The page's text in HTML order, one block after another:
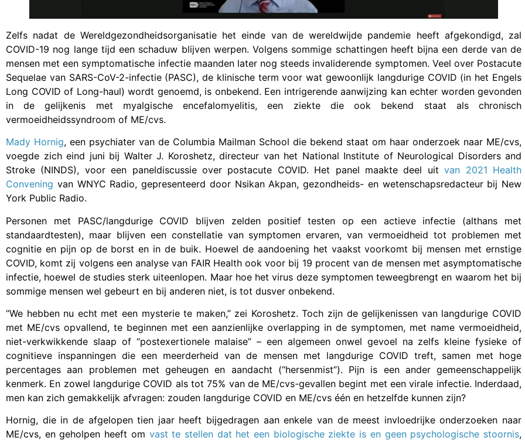
Zelfs nadat de Wereldgezondheidsorganisatie het einde van de wereldwijde pandemie heeft afgekondigd, zal
COVID-19 nog lange tijd een schaduw blijven werpen. Volgens sommige schattingen heeft bijna een derde van de
mensen met een symptomatische infectie maanden later nog steeds invaliderende symptomen. Veel over Postacute
Sequelae van SARS-CoV-2-infectie (PASC), de klinische term voor wat gewoonlijk langdurige COVID (in het Engels
Long COVID of Long-haul) wordt genoemd, is onbekend. Een intrigerende aanwijzing kan echter worden gevonden
in de gelijkenis met myalgische encefalomyelitis, een ziekte die ook bekend staat als chronisch
vermoeidheidssyndroom of ME/cvs.
Mady Hornig, een psychiater van de Columbia Mailman School die bekend staat om haar onderzoek naar ME/cvs,
voegde zich eind juni bij Walter J. Koroshetz, directeur van het National Institute of Neurological Disorders and
Stroke (NINDS), voor een paneldiscussie over postacute COVID. Het panel maakte deel uitvan 2021 Health
Convening van WNYC Radio, gepresenteerd door Nsikan Akpan, gezondheids- en wetenschapsredacteur bij New
York Public Radio.
Personen met PASC/langdurige COVID blijven zelden positief testen op een actieve infectie (althans met
standaardtesten), maar blijven een constellatie van symptomen ervaren, van vermoeidheid tot problemen met
cognitie en pijn op de borst en in de buik. Hoewel de aandoening het vaakst voorkomt bij mensen met ernstige
COVID, komt zij volgens een analyse van FAIR Health ook voor bij 19 procent van de mensen met asymptomatische
infectie, hoewel de studies sterk uiteenlopen. Maar hoe het virus deze symptomen teweegbrengt en waarom het bij
sommige mensen wel gebeurt en bij anderen niet, is tot dusver onbekend.
“We hebben nu echt met een mysterie te maken,” zei Koroshetz. Toch zijn de gelijkenissen van langdurige COVID
met ME/cvs opvallend, te beginnen met een aanzienlijke overlapping in de symptomen, met name vermoeidheid,
niet-verkwikkende slaap of “postexertionele malaise” – een algemeen onwel gevoel na zelfs kleine fysieke of
cognitieve inspanningen die een meerderheid van de mensen met langdurige COVID treft, samen met hoge
percentages aan problemen met geheugen en aandacht (“hersenmist”). Pijn is een ander gemeenschappelijk
kenmerk. En zowel langdurige COVID als tot 75% van de ME/cvs-gevallen begint met een virale infectie. Inderdaad,
men kan zich gemakkelijk afvragen: zouden langdurige COVID en ME/cvs één en hetzelfde kunnen zijn?
Hornig, die in de afgelopen tien jaar heeft bijgedragen aan enkele van de meest invloedrijke onderzoeken naar
ME/cvs, en geholpen heeft om vast te stellen dat het een biologische ziekte is en geen psychologische stoornis,